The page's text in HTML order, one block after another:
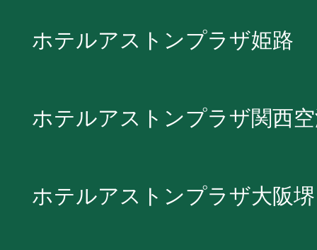
ホテルアストンプラザ姫路
ホテルアストンプラザ関西
ホテルアストンプラザ大阪堺